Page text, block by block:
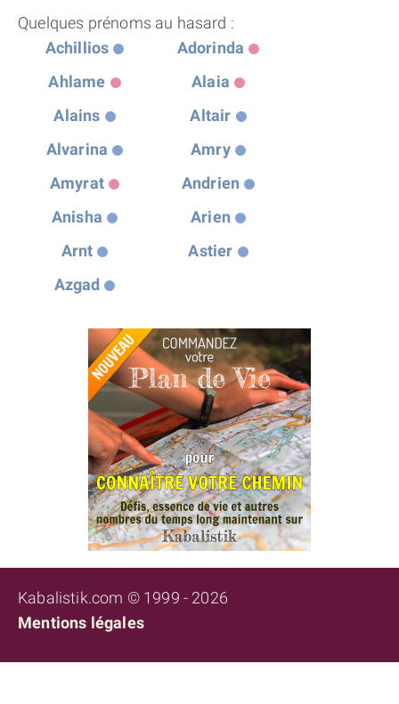
Quelques prénoms au hasard :
Achillios
Adorinda
Ahlame
Alaia
Alains
Altair
Alvarina
Amry
Amyrat
Andrien
Anisha
Arien
Arnt
Astier
Azgad
Kabalistik.com © 1999 - 2026
Mentions légales